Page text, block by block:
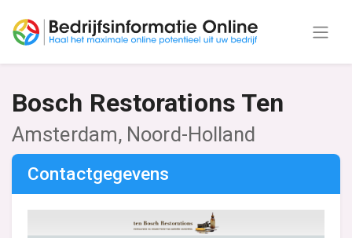
Bosch Restorations Ten
Amsterdam, Noord-Holland
Contactgegevens